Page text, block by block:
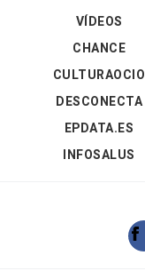
VÍDEOS
CHANCE
CULTURAOCIO
DESCONECTA
EPDATA.ES
INFOSALUS